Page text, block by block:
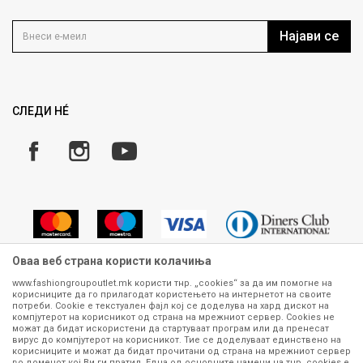
Кариера
Како да купите
Замена и рефундација на производи
Плаќање
Најави се
СЛЕДИ НÉ
Сите информации околу производите кои се изложени на нашата
онлајн продавница се стремиме да бидат конкретни, точни и прецизни,
меѓутоа не можеме да гарантираме дека се без ниту една грешка или
пак дека сите производи во моментот се достапни на залиха.
Фотографиите се најверодостојниот приказ на производот. Доколку
Оваа веб страна користи колачиња
www.fashiongroupoutlet.mk користи тнр. „cookies“ за да им помогне на
корисниците да го прилагодат користењето на интернетот на своите
потреби. Cookie е текстуален фајл кој се доделува на хард дискот на
компјутерот на корисникот од страна на мрежниот сервер. Cookies не
можат да бидат искористени да стартуваат програм или да пренесат
вирус до компјутерот на корисникот. Тие се доделуваат единствено на
корисниците и можат да бидат прочитани од страна на мрежниот сервер